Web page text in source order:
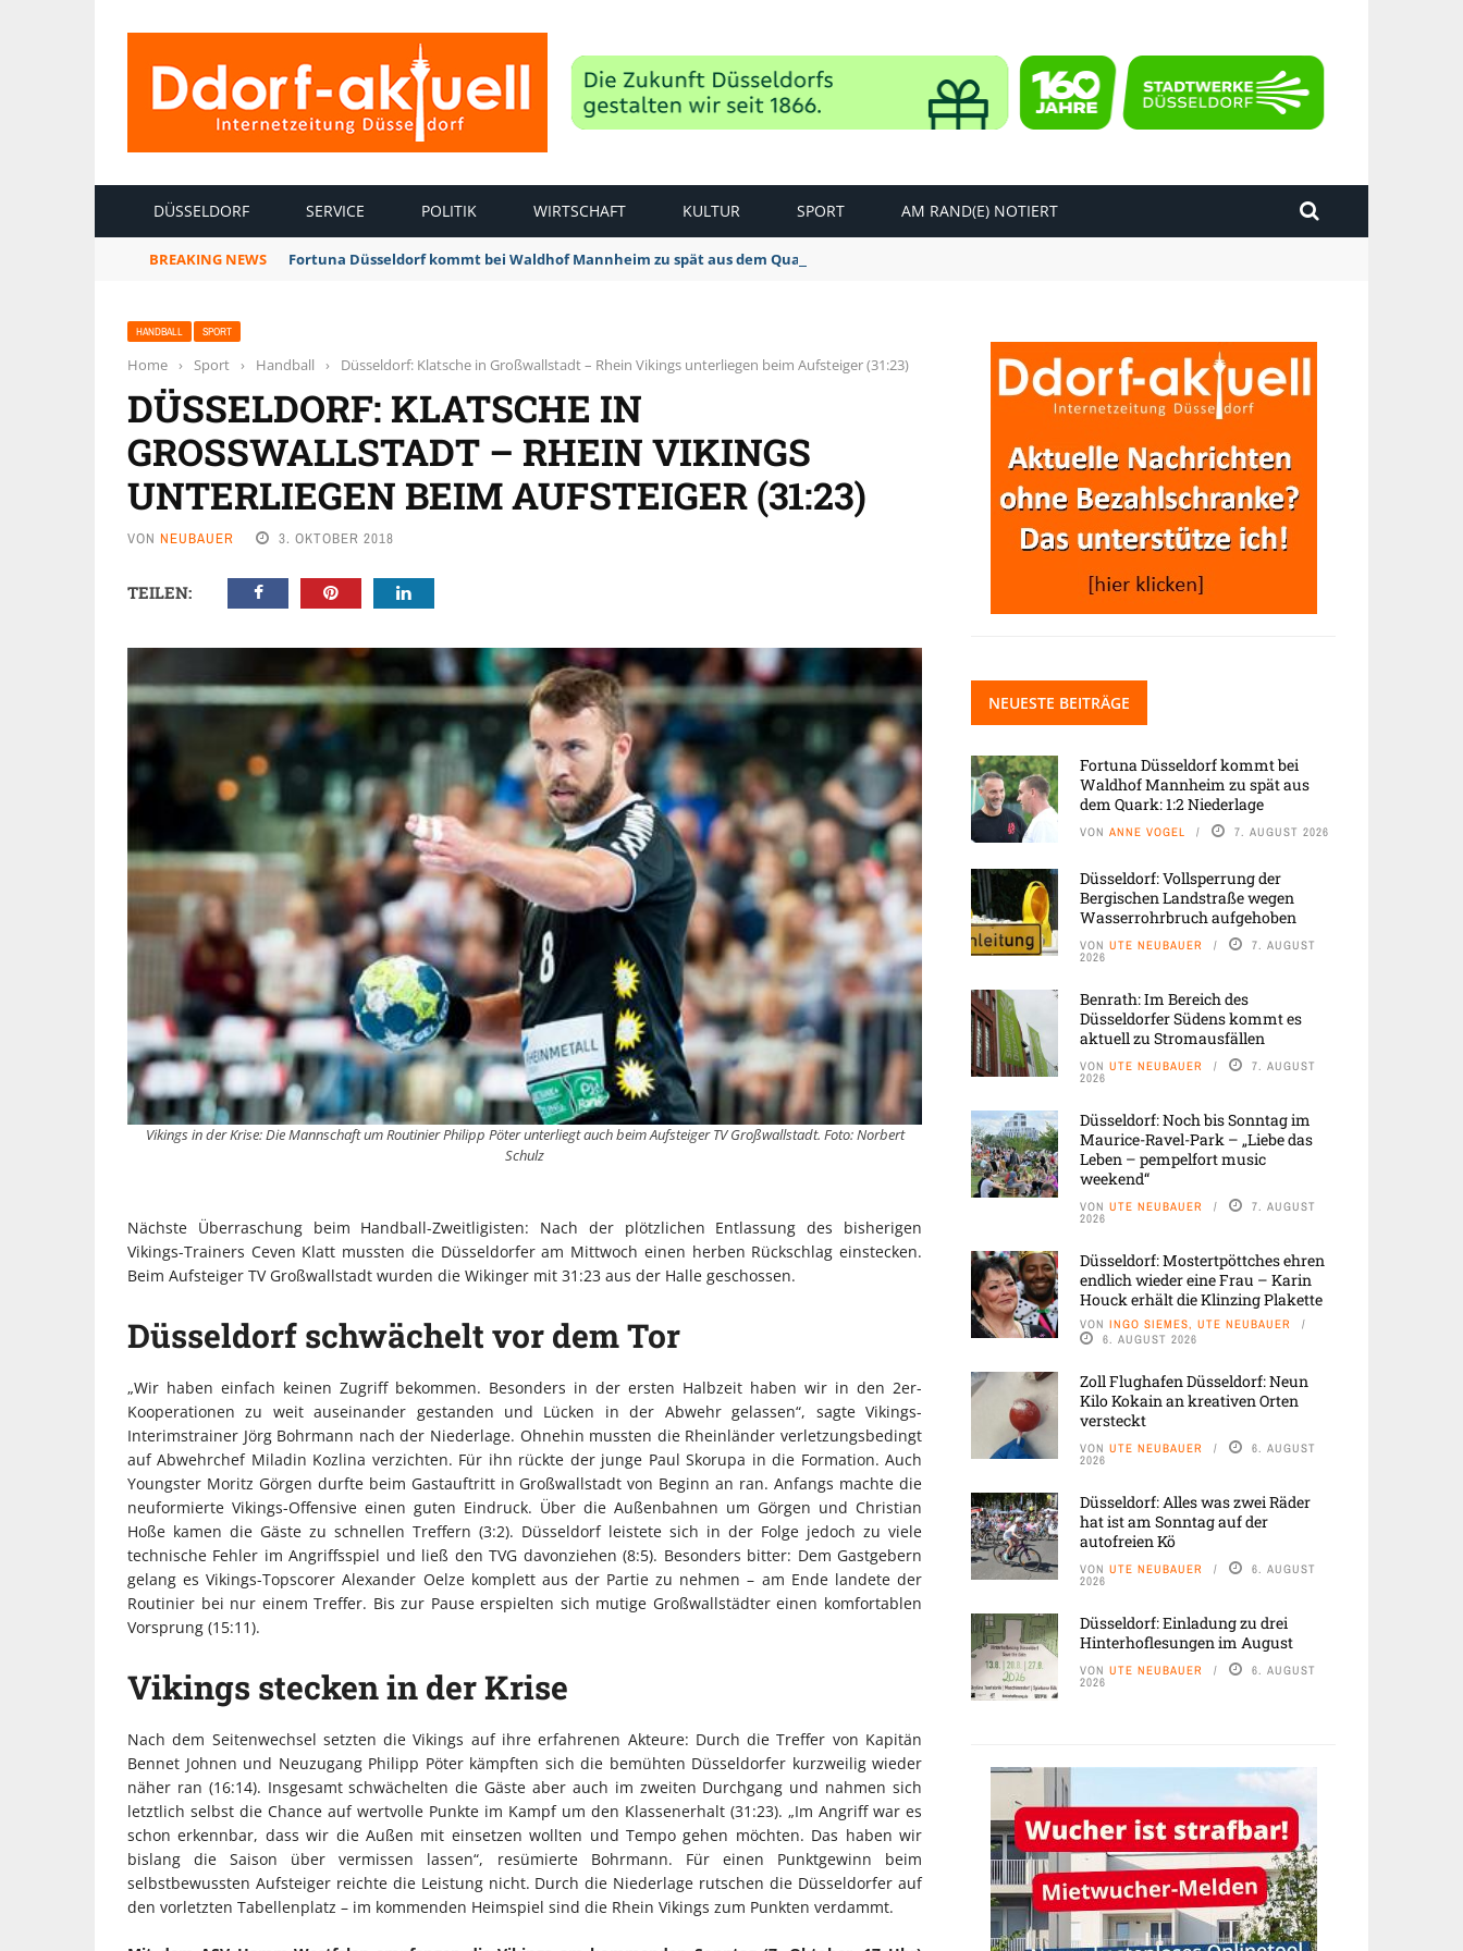
DÜSSELDORF SERVICE POLITIK WIRTSCHAFT KULTUR SPORT AM RAND(E) NOTIERT
BREAKING NEWS Fortuna Düsseldorf kommt bei Waldhof Mannheim zu spät aus dem Quark: 1:2 Niederlage
HANDBALL SPORT
Home › Sport › Handball › Düsseldorf: Klatsche in Großwallstadt – Rhein Vikings unterliegen beim Aufsteiger (31:23)
DÜSSELDORF: KLATSCHE IN
GROSSWALLSTADT – RHEIN VIKINGS U
NTERLIEGEN BEIM AUFSTEIGER (31:23)
VON NEUBAUER 3. OKTOBER 2018
TEILEN:
Vikings in der Krise: Die Mannschaft um Routinier Philipp Pöter unterliegt auch beim Aufsteiger TV Großwallstadt. Foto: Norbert
Schulz
Nächste Überraschung beim Handball-Zweitligisten: Nach der plötzlichen Entlassung des bisherigen
Vikings-Trainers Ceven Klatt mussten die Düsseldorfer am Mittwoch einen herben Rückschlag einstecken.
Beim Aufsteiger TV Großwallstadt wurden die Wikinger mit 31:23 aus der Halle geschossen.
Düsseldorf schwächelt vor dem Tor
„Wir haben einfach keinen Zugriff bekommen. Besonders in der ersten Halbzeit haben wir in den 2er-
Kooperationen zu weit auseinander gestanden und Lücken in der Abwehr gelassen“, sagte Vikings-
Interimstrainer Jörg Bohrmann nach der Niederlage. Ohnehin mussten die Rheinländer verletzungsbedingt
auf Abwehrchef Miladin Kozlina verzichten. Für ihn rückte der junge Paul Skorupa in die Formation. Auch
Youngster Moritz Görgen durfte beim Gastauftritt in Großwallstadt von Beginn an ran. Anfangs machte die
neuformierte Vikings-Offensive einen guten Eindruck. Über die Außenbahnen um Görgen und Christian
Hoße kamen die Gäste zu schnellen Treffern (3:2). Düsseldorf leistete sich in der Folge jedoch zu viele
technische Fehler im Angriffsspiel und ließ den TVG davonziehen (8:5). Besonders bitter: Dem Gastgebern
gelang es Vikings-Topscorer Alexander Oelze komplett aus der Partie zu nehmen – am Ende landete der
Routinier bei nur einem Treffer. Bis zur Pause erspielten sich mutige Großwallstädter einen komfortablen
Vorsprung (15:11).
Vikings stecken in der Krise
Nach dem Seitenwechsel setzten die Vikings auf ihre erfahrenen Akteure: Durch die Treffer von Kapitän
Bennet Johnen und Neuzugang Philipp Pöter kämpften sich die bemühten Düsseldorfer kurzweilig wieder
näher ran (16:14). Insgesamt schwächelten die Gäste aber auch im zweiten Durchgang und nahmen sich
letztlich selbst die Chance auf wertvolle Punkte im Kampf um den Klassenerhalt (31:23). „Im Angriff war es
schon erkennbar, dass wir die Außen mit einsetzen wollten und Tempo gehen möchten. Das haben wir
bislang die Saison über vermissen lassen“, resümierte Bohrmann. Für einen Punktgewinn beim
selbstbewussten Aufsteiger reichte die Leistung nicht. Durch die Niederlage rutschen die Düsseldorfer auf
den vorletzten Tabellenplatz – im kommenden Heimspiel sind die Rhein Vikings zum Punkten verdammt.
NEUESTE BEITRÄGE
Fortuna Düsseldorf kommt bei
Waldhof Mannheim zu spät aus
dem Quark: 1:2 Niederlage
VON ANNE VOGEL 7. AUGUST 2026
Düsseldorf: Vollsperrung der
Bergischen Landstraße wegen
Wasserrohrbruch aufgehoben
VON UTE NEUBAUER 7. AUGUST
2026
Benrath: Im Bereich des
Düsseldorfer Südens kommt es
aktuell zu Stromausfällen
VON UTE NEUBAUER 7. AUGUST
2026
Düsseldorf: Noch bis Sonntag im
Maurice-Ravel-Park – „Liebe das
Leben – pempelfort music
weekend“
VON UTE NEUBAUER 7. AUGUST
2026
Düsseldorf: Mostertpöttches ehren
endlich wieder eine Frau – Karin
Houck erhält die Klinzing Plakette
VON INGO SIEMES, UTE NEUBAUER
6. AUGUST 2026
Zoll Flughafen Düsseldorf: Neun
Kilo Kokain an kreativen Orten
versteckt
VON UTE NEUBAUER 6. AUGUST
2026
Düsseldorf: Alles was zwei Räder
hat ist am Sonntag auf der
autofreien Kö
VON UTE NEUBAUER 6. AUGUST
2026
Düsseldorf: Einladung zu drei
Hinterhoflesungen im August
VON UTE NEUBAUER 6. AUGUST
2026